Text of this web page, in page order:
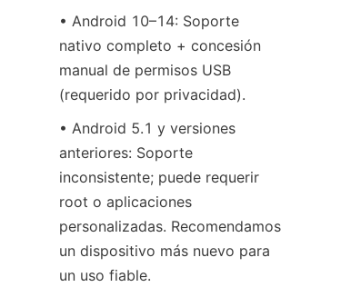
• Android 10–14: Soporte
nativo completo + concesión
manual de permisos USB
(requerido por privacidad).
• Android 5.1 y versiones
anteriores: Soporte
inconsistente; puede requerir
root o aplicaciones
personalizadas. Recomendamos
un dispositivo más nuevo para
un uso fiable.